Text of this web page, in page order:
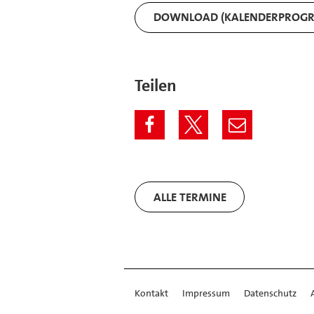
DOWNLOAD
Teilen
ALLE TERMINE
Kontakt Impressum Datenschutz